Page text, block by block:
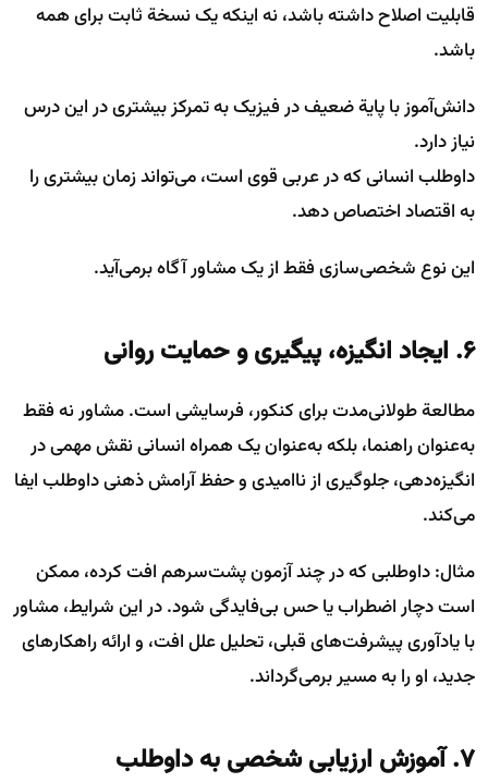
قابلیت اصلاح داشته باشد، نه اینکه یک نسخة ثابت برای همه
باشد.
دانش‌آموز با پایة ضعیف در فیزیک به تمرکز بیشتری در این درس
نیاز دارد.
داوطلب انسانی که در عربی قوی است، می‌تواند زمان بیشتری را
به اقتصاد اختصاص دهد.
این نوع شخصی‌سازی فقط از یک مشاور آگاه برمی‌آید.
۶. ایجاد انگیزه، پیگیری و حمایت روانی
مطالعة طولانی‌مدت برای کنکور، فرسایشی است. مشاور نه فقط
به‌عنوان راهنما، بلکه به‌عنوان یک همراه انسانی نقش مهمی در
انگیزه‌دهی، جلوگیری از ناامیدی و حفظ آرامش ذهنی داوطلب ایفا
می‌کند.
مثال: داوطلبی که در چند آزمون پشت‌سرهم افت کرده، ممکن
است دچار اضطراب یا حس بی‌فایدگی شود. در این شرایط، مشاور
با یادآوری پیشرفت‌های قبلی، تحلیل علل افت، و ارائه راهکارهای
جدید، او را به مسیر برمی‌گرداند.
۷. آموزش ارزیابی شخصی به داوطلب